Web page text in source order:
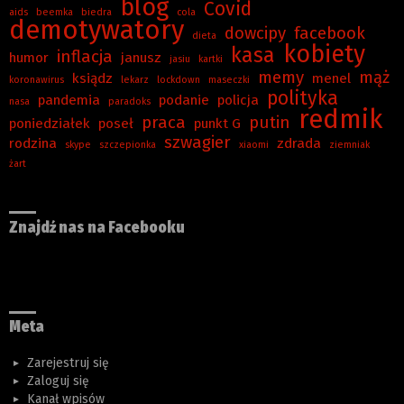
aids beemka biedra blog cola Covid
demotywatory dieta dowcipy facebook
humor inflacja janusz jasiu kartki kasa kobiety
koronawirus ksiądz lekarz lockdown maseczki memy menel mąż
nasa pandemia paradoks podanie policja polityka
poniedziałek poseł praca punkt G putin redmik
rodzina skype szczepionka szwagier xiaomi zdrada
ziemniak
żart
Znajdź nas na Facebooku
Meta
Zarejestruj się
Zaloguj się
Kanał wpisów